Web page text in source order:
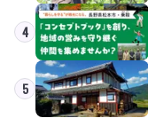
4
5